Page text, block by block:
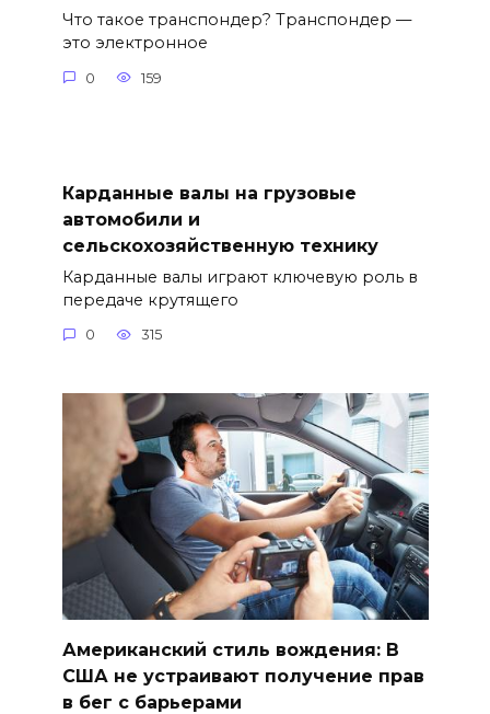
Что такое транспондер? Транспондер —
это электронное
0 159
Карданные валы на грузовые
автомобили и
сельскохозяйственную технику
Карданные валы играют ключевую роль в
передаче крутящего
0 315
Американский стиль вождения: В
США не устраивают получение прав
в бег с барьерами